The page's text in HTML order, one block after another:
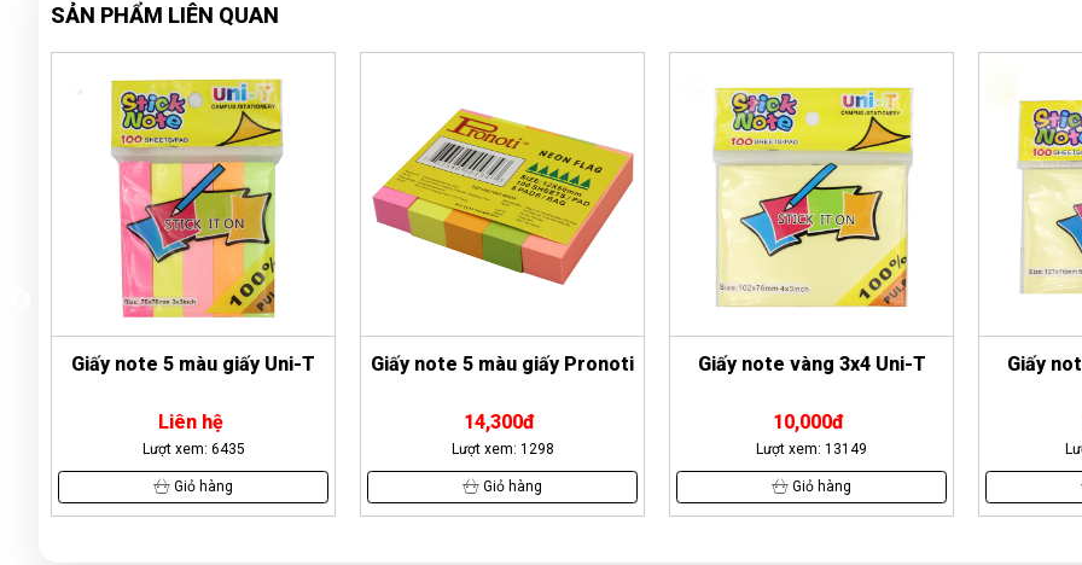
SẢN PHẨM LIÊN QUAN
Giấy note 5 màu giấy Uni-T
Liên hệ
Lượt xem: 6435
Giỏ hàng
Giấy note 5 màu giấy Pronoti
14,300đ
Lượt xem: 1298
Giỏ hàng
Giấy note vàng 3x4 Uni-T
10,000đ
Lượt xem: 13149
Giỏ hàng
Giấy